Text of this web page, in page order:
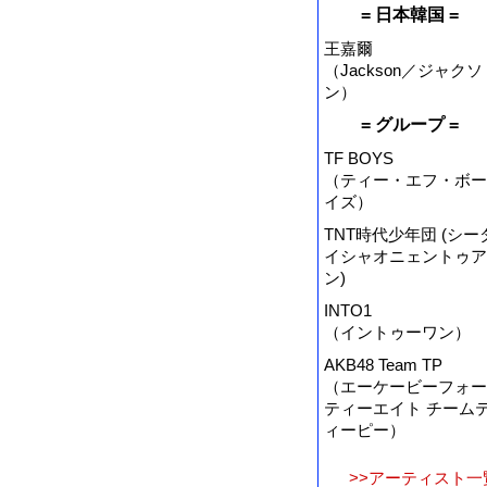
= 日本韓国 =
王嘉爾
（Jackson／ジャクソ
ン）
= グループ =
TF BOYS
（ティー・エフ・ボー
イズ）
TNT時代少年団 (シー
イシャオニェントゥア
ン)
INTO1
（イントゥーワン）
AKB48 Team TP
（エーケービーフォー
ティーエイト チーム
ィーピー）
>>アーティスト一